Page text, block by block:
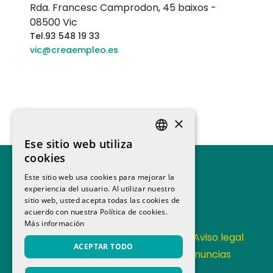
Rda. Francesc Camprodon, 45 baixos -
08500Vic
Tel.93 548 19 33
vic@creaempleo.es
Contacta Política de Privacidad
Aviso legal
Canal de denuncias
×
Ese sitio web utiliza
cookies
Este sitio web usa cookies para mejorar la
experiencia del usuario. Al utilizar nuestro
sitio web, usted acepta todas las cookies de
acuerdo con nuestra Política de cookies.
Más información
ACEPTAR TODO